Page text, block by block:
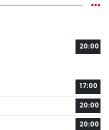
20:00
17:00
20:00
20:00